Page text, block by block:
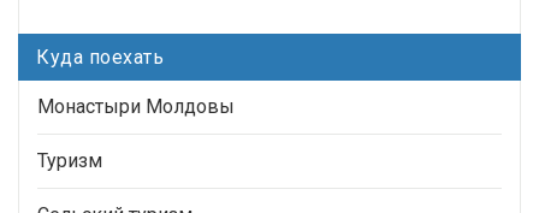
Куда поехать
Монастыри Молдовы
Туризм